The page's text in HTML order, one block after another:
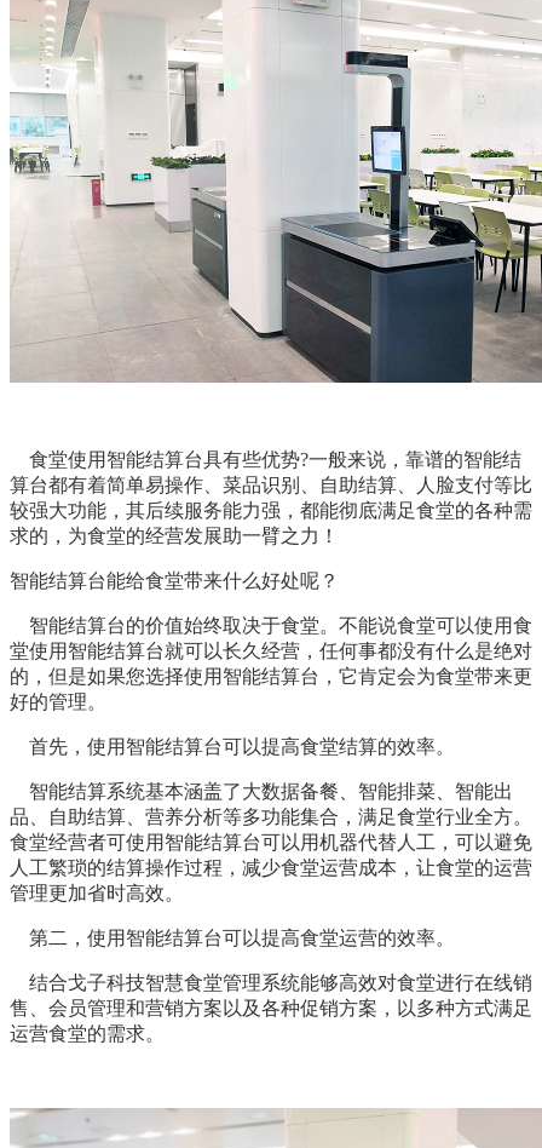
食堂使用智能结算台具有些优势?一般来说，靠谱的智能结
算台都有着简单易操作、菜品识别、自助结算、人脸支付等比
较强大功能，其后续服务能力强，都能彻底满足食堂的各种需
求的，为食堂的经营发展助一臂之力！
智能结算台能给食堂带来什么好处呢？
智能结算台的价值始终取决于食堂。不能说食堂可以使用食
堂使用智能结算台就可以长久经营，任何事都没有什么是绝对
的，但是如果您选择使用智能结算台，它肯定会为食堂带来更
好的管理。
首先，使用智能结算台可以提高食堂结算的效率。
智能结算系统基本涵盖了大数据备餐、智能排菜、智能出
品、自助结算、营养分析等多功能集合，满足食堂行业全方。
食堂经营者可使用智能结算台可以用机器代替人工，可以避免
人工繁琐的结算操作过程，减少食堂运营成本，让食堂的运营
管理更加省时高效。
第二，使用智能结算台可以提高食堂运营的效率。
结合戈子科技智慧食堂管理系统能够高效对食堂进行在线销
售、会员管理和营销方案以及各种促销方案，以多种方式满足
运营食堂的需求。